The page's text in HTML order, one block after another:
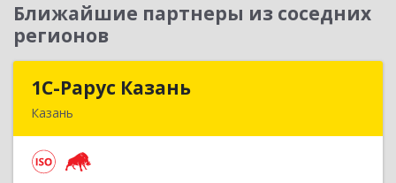
Ближайшие партнеры из соседних
регионов
1С-Рарус Казань
Казань